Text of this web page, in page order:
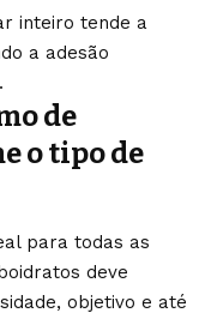
inteiro tende a
a adesão
de
o tipo de
para todas as
deve
objetivo e até